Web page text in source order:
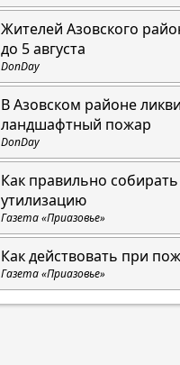
Жителей Азовского
до 5 августа
DonDay
В Азовском районе
ландшафтный пожар
DonDay
Как правильно
утилизацию
Газета «Приазовье»
Как действовать при
Газета «Приазовье»